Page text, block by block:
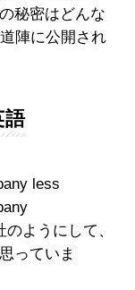
秘密はどんな
陣に公開され
語
less
ようにして、
っていま